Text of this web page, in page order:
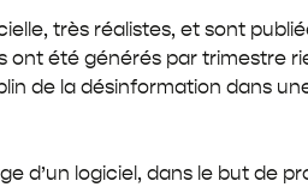
très réalistes, et sont
été générés par trimestre
de la désinformation dans
d’un logiciel, dans le but de